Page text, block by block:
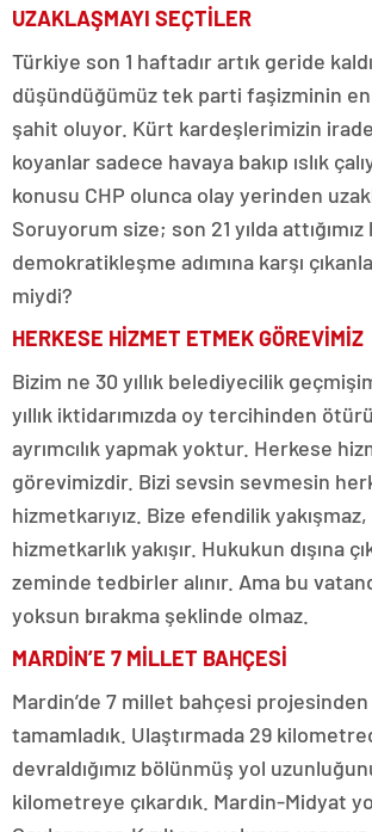
UZAKLAŞMAYI SEÇTİLER
Türkiye son 1 haftadır artık geride
düşündüğümüz tek parti faşizminin
şahit oluyor. Kürt kardeşlerimizin
koyanlar sadece havaya bakıp ıslık
konusu CHP olunca olay yerinden
Soruyorum size; son 21 yılda attığımız
demokratikleşme adımına karşı
miydi?
HERKESE HİZMET ETMEK GÖREVİMİZ
Bizim ne 30 yıllık belediyecilik
yıllık iktidarımızda oy tercihinden
ayrımcılık yapmak yoktur. Herkese
görevimizdir. Bizi sevsin sevmesin
hizmetkarıyız. Bize efendilik
hizmetkarlık yakışır. Hukukun dışına
zeminde tedbirler alınır. Ama bu
yoksun bırakma şeklinde olmaz.
MARDİN’E 7 MİLLET BAHÇESİ
Mardin’de 7 millet bahçesi projesinden
tamamladık. Ulaştırmada 29
devraldığımız bölünmüş yol
kilometreye çıkardık. Mardin-Midyat